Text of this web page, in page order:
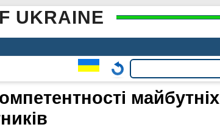
UKRAINE
майбутніх